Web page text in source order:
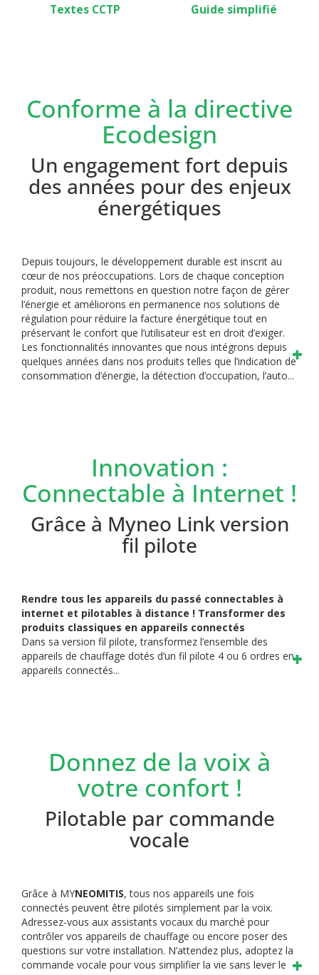
Textes CCTP Guide simplifié
Conforme à la directive
Ecodesign
Un engagement fort depuis
des années pour des enjeux
énergétiques
Depuis toujours, le développement durable est inscrit au
cœur de nos préoccupations. Lors de chaque conception
produit, nous remettons en question notre façon de gérer
l’énergie et améliorons en permanence nos solutions de
régulation pour réduire la facture énergétique tout en
préservant le confort que l’utilisateur est en droit d’exiger.
Les fonctionnalités innovantes que nous intégrons depuis
quelques années dans nos produits telles que l’indication de
consommation d’énergie, la détection d’occupation, l’auto...
Innovation :
Connectable à Internet !
Grâce à Myneo Link version
fil pilote
Rendre tous les appareils du passé connectables à
internet et pilotables à distance ! Transformer des
produits classiques en appareils connectés
Dans sa version fil pilote, transformez l’ensemble des
appareils de chauffage dotés d’un fil pilote 4 ou 6 ordres en
appareils connectés...
Donnez de la voix à
votre confort !
Pilotable par commande
vocale
Grâce à MYNEOMITIS, tous nos appareils une fois
connectés peuvent être pilotés simplement par la voix.
Adressez-vous aux assistants vocaux du marché pour
contrôler vos appareils de chauffage ou encore poser des
questions sur votre installation. N’attendez plus, adoptez la
commande vocale pour vous simplifier la vie sans lever le